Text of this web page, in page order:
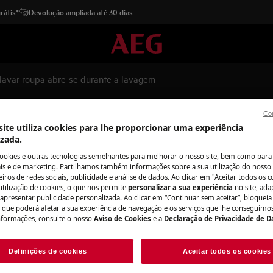
Devolução ampliada até 30 dias
roupa abre-se durante a lavagem
roupa abre-se durante a
a máquina de lavar roupa
de lavagem ou centrifugação,
e contacte a Electrolux.
Peças e
Encontre as
seu
utiliza cookies para lhe proporcionar uma experiência
e outras tecnologias semelhantes para melhorar o nosso site, bem como
e de marketing. Partilhamos também informações sobre a sua utilização do nosso
de redes sociais, publicidade e análise de dados. Ao clicar em "Aceitar todos os
de cookies, o que nos permite personalizar a sua experiência no site,
publicidade personalizada. Ao clicar em “Continuar sem aceitar”,
que poderá afetar a sua experiência de navegação e os serviços que lhe
consulte o nosso Aviso de Cookies e a Declaração de Privacidade de
Definições de cookies Aceitar todos os cookies